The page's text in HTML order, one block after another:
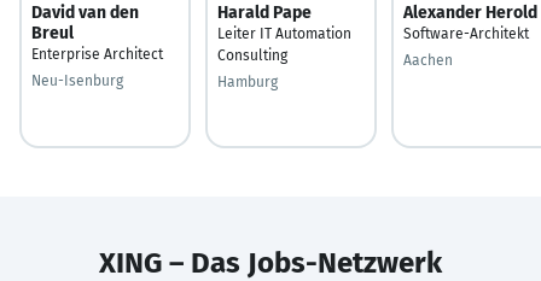
David van den
Breul
Enterprise Architect
Neu-Isenburg
Harald Pape
Leiter IT Automation
Consulting
Hamburg
Alexander Herold
Software-Architekt
Aachen
XING – Das Jobs-Netzwerk